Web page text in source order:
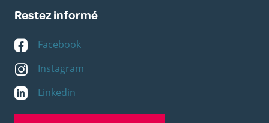
Restez informé
Facebook
Instagram
Linkedin